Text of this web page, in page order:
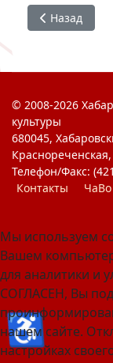
Назад
© 2008-2026
культуры
680045,
Телефон/Факс:
Контакты
ЧаВо
Мы используем
Вашем
для аналитики и
СОГЛАСЕН, Вы
нашем сайте.
настройках